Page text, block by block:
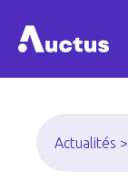
Actualités >